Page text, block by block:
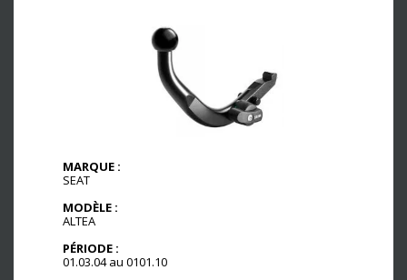
MARQUE :
SEAT
MODÈLE :
ALTEA
PÉRIODE :
01.03.04 au 0101.10